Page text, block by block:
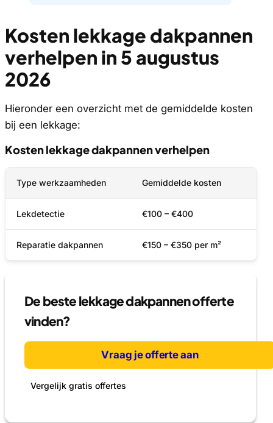
Kosten lekkage dakpannen
verhelpen in 5 augustus
2026
Hieronder een overzicht met de gemiddelde kosten
bij een lekkage:
Kosten lekkage dakpannen verhelpen
Type werkzaamheden Gemiddelde kosten
Lekdetectie €100 – €400
Reparatie dakpannen €150 – €350 per m²
De beste lekkage dakpannen offerte
vinden?
Vraag je offerte aan
Vergelijk gratis offertes